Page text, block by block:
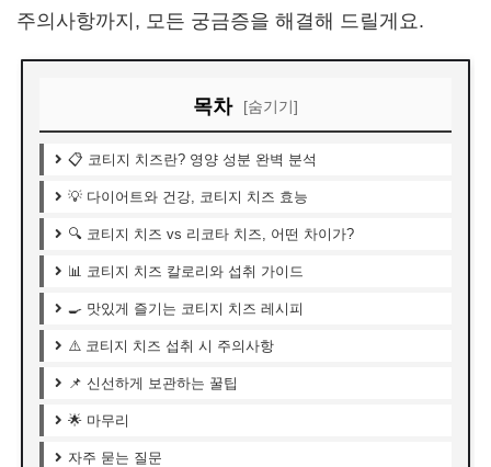
주의사항까지, 모든 궁금증을 해결해 드릴게요.
목차 [숨기기]
📋 코티지 치즈란? 영양 성분 완벽 분석
💡 다이어트와 건강, 코티지 치즈 효능
🔍 코티지 치즈 vs 리코타 치즈, 어떤 차이가?
📊 코티지 치즈 칼로리와 섭취 가이드
🍳 맛있게 즐기는 코티지 치즈 레시피
⚠️ 코티지 치즈 섭취 시 주의사항
📌 신선하게 보관하는 꿀팁
🌟 마무리
자주 묻는 질문